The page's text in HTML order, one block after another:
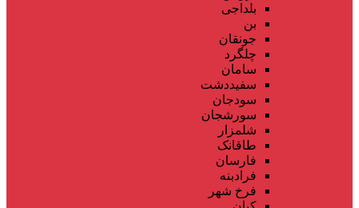
بلداجی
بن
جونقان
چلگرد
سامان
سفیددشت
سودجان
سورشجان
شلمزار
طاقانک
فارسان
فرادبنه
فرخ شهر